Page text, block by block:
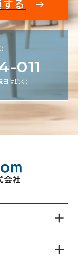
る
011
は除く）